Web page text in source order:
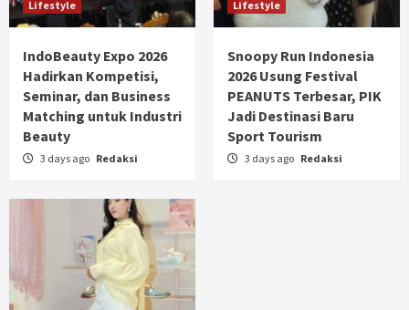
Lifestyle
IndoBeauty Expo 2026
Hadirkan Kompetisi,
Seminar, dan Business
Matching untuk Industri
Beauty
3 days ago Redaksi
Lifestyle
Snoopy Run Indonesia
2026 Usung Festival
PEANUTS Terbesar, PIK
Jadi Destinasi Baru
Sport Tourism
3 days ago Redaksi